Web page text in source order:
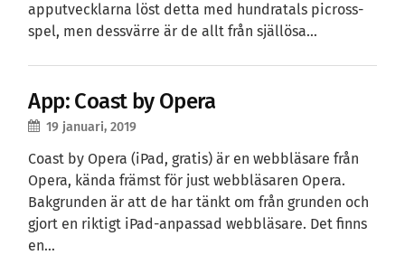
apputvecklarna löst detta med hundratals picross-
spel, men dessvärre är de allt från själlösa…
App: Coast by Opera
19 januari, 2019
Coast by Opera (iPad, gratis) är en webbläsare från
Opera, kända främst för just webbläsaren Opera.
Bakgrunden är att de har tänkt om från grunden och
gjort en riktigt iPad-anpassad webbläsare. Det finns
en…